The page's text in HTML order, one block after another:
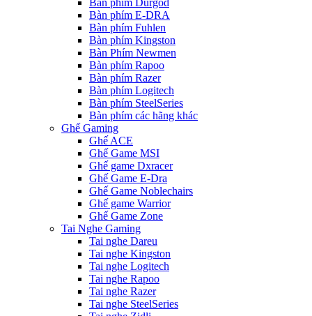
Bàn phím Durgod
Bàn phím E-DRA
Bàn phím Fuhlen
Bàn phím Kingston
Bàn Phím Newmen
Bàn phím Rapoo
Bàn phím Razer
Bàn phím Logitech
Bàn phím SteelSeries
Bàn phím các hãng khác
Ghế Gaming
Ghế ACE
Ghế Game MSI
Ghế game Dxracer
Ghế Game E-Dra
Ghế Game Noblechairs
Ghế game Warrior
Ghế Game Zone
Tai Nghe Gaming
Tai nghe Dareu
Tai nghe Kingston
Tai nghe Logitech
Tai nghe Rapoo
Tai nghe Razer
Tai nghe SteelSeries